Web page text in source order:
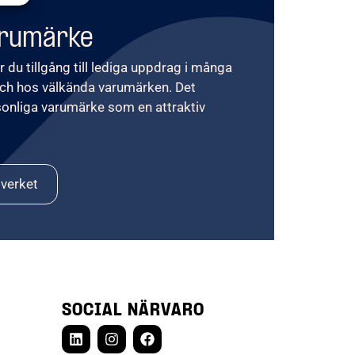
du tillgång till lediga uppdrag i många
hos välkända varumärken. Det
varumärke som en attraktiv
SOCIAL NÄRVARO